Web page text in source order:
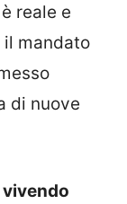
reale e
il mandato
di nuove
vivendo